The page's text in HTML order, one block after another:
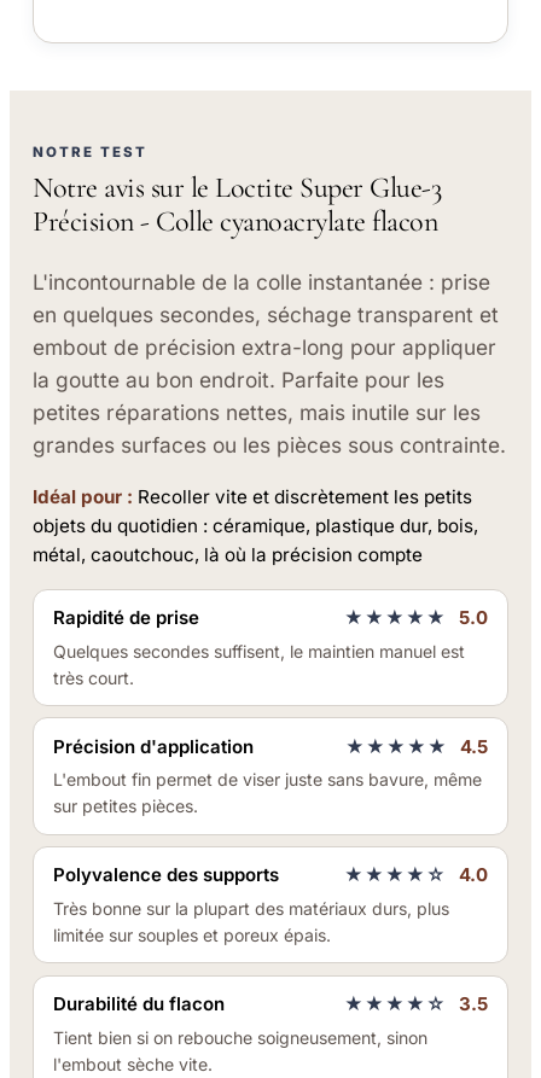
NOTRE TEST
Notre avis sur le Loctite Super Glue-3
Précision - Colle cyanoacrylate flacon
L'incontournable de la colle instantanée : prise
en quelques secondes, séchage transparent et
embout de précision extra-long pour appliquer
la goutte au bon endroit. Parfaite pour les
petites réparations nettes, mais inutile sur les
grandes surfaces ou les pièces sous contrainte.
Idéal pour : Recoller vite et discrètement les petits
objets du quotidien : céramique, plastique dur, bois,
métal, caoutchouc, là où la précision compte
Rapidité de prise ★★★★★ 5.0
Quelques secondes suffisent, le maintien manuel est
très court.
Précision d'application ★★★★★ 4.5
L'embout fin permet de viser juste sans bavure, même
sur petites pièces.
Polyvalence des supports ★★★★☆ 4.0
Très bonne sur la plupart des matériaux durs, plus
limitée sur souples et poreux épais.
Durabilité du flacon ★★★★☆ 3.5
Tient bien si on rebouche soigneusement, sinon
l'embout sèche vite.